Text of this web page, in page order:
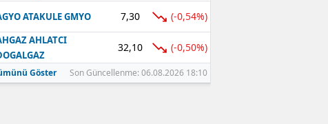
ATAKULE GMYO 7,30 (-0,54%)
AHLATCI
32,10 (-0,50%)
Göster Son Güncellenme: 06.08.2026 18:10